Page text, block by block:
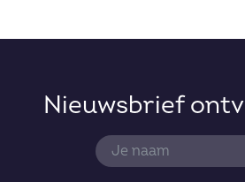
Nieuwsbrief